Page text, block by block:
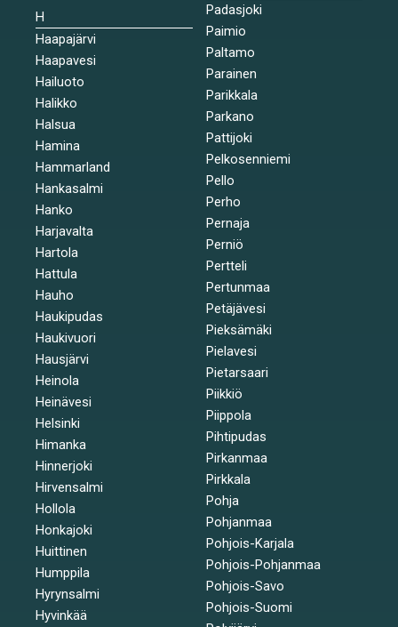
H
Haapajärvi
Haapavesi
Hailuoto
Halikko
Halsua
Hamina
Hammarland
Hankasalmi
Hanko
Harjavalta
Hartola
Hattula
Hauho
Haukipudas
Haukivuori
Hausjärvi
Heinola
Heinävesi
Helsinki
Himanka
Hinnerjoki
Hirvensalmi
Hollola
Honkajoki
Huittinen
Humppila
Hyrynsalmi
Hyvinkää
Padasjoki
Paimio
Paltamo
Parainen
Parikkala
Parkano
Pattijoki
Pelkosenniemi
Pello
Perho
Pernaja
Perniö
Pertteli
Pertunmaa
Petäjävesi
Pieksämäki
Pielavesi
Pietarsaari
Piikkiö
Piippola
Pihtipudas
Pirkanmaa
Pirkkala
Pohja
Pohjanmaa
Pohjois-Karjala
Pohjois-Pohjanmaa
Pohjois-Savo
Pohjois-Suomi